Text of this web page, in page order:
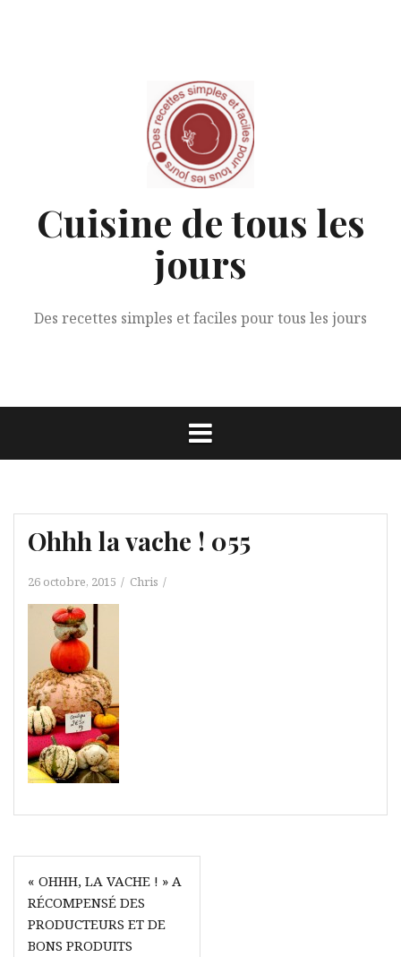
Cuisine de tous les
jours
Des recettes simples et faciles pour tous les jours
Ohhh la vache ! 055
26 octobre, 2015 Chris
Navigation
de
l’article
« OHHH, LA VACHE ! » A
RÉCOMPENSÉ DES
PRODUCTEURS ET DE
BONS PRODUITS